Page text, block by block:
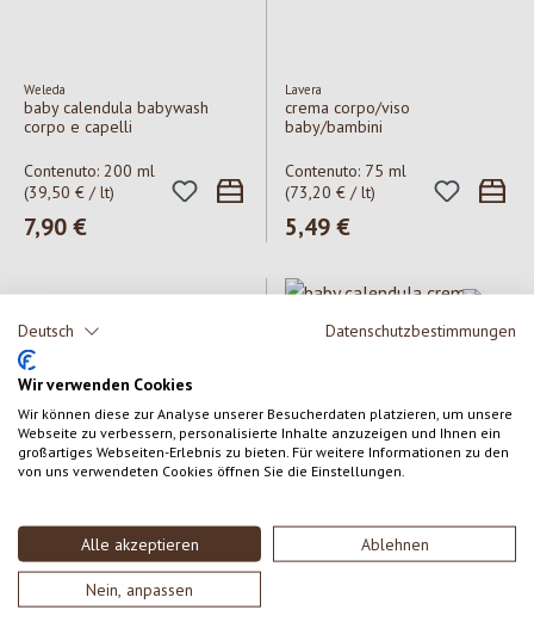
Deutsch Datenschutzbestimmungen
Wir verwenden Cookies
Wir können diese zur Analyse unserer Besucherdaten platzieren, um unsere
Webseite zu verbessern, personalisierte Inhalte anzuzeigen und Ihnen ein
großartiges Webseiten-Erlebnis zu bieten. Für weitere Informationen zu den
von uns verwendeten Cookies öffnen Sie die Einstellungen.
Alle akzeptieren Ablehnen
Nein, anpassen
Weleda
baby calendula babywash
corpo e capelli
Contenuto: 200 ml
(39,50 € / lt)
Prezzo normale:
7,90 €
Lavera
crema corpo/viso
baby/bambini
Contenuto: 75 ml
(73,20 € / lt)
Prezzo normale:
5,49 €
ETEREA cosmesi naturale
Contenuto:120 ml
(132,50 € / lt)
Prezzo normale:
15,90 €
Weleda
Contenuto:75 ml